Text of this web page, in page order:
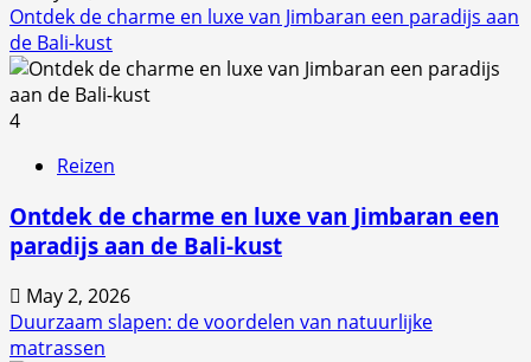
Ontdek de charme en luxe van Jimbaran een paradijs aan
de Bali-kust
4
Reizen
Ontdek de charme en luxe van Jimbaran een
paradijs aan de Bali-kust
May 2, 2026
Duurzaam slapen: de voordelen van natuurlijke
matrassen